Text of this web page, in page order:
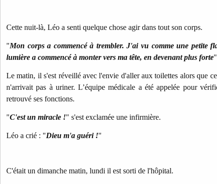
Cette nuit-là, Léo a senti quelque chose agir dans tout son corps.
"Mon corps a commencé à trembler. J'ai vu comme une petite
lumière a commencé à monter vers ma tête, en devenant plus forte
Le matin, il s'est réveillé avec l'envie d'aller aux toilettes alors que
n'arrivait pas à uriner. L’équipe médicale a été appelée pour
retrouvé ses fonctions.
"C'est un miracle !" s'est exclamée une infirmière.
Léo a crié : "Dieu m'a guéri !"
C'était un dimanche matin, lundi il est sorti de l'hôpital.